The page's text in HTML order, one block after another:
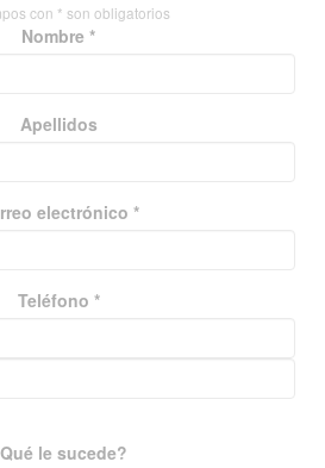
con * son obligatorios
Nombre *
Apellidos
electrónico *
Teléfono *
le sucede?